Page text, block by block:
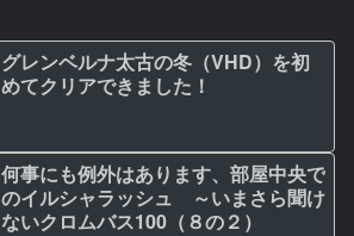
グレンベルナ太古の冬（VHD）を初
めてクリアできました！
何事にも例外はあります、部屋中央で
のイルシャラッシュ ～いまさら聞け
ないクロムバス100（８の２）